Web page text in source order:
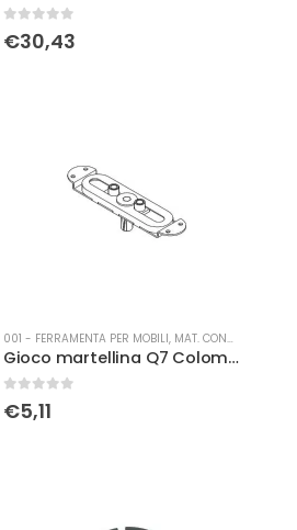
Su 5
€30,43
001 - FERRAMENTA PER MOBILI, MAT. CONSUMO
Gioco martellina Q7 Colombo
Su 5
€5,11